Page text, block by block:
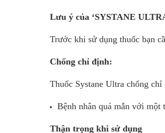
Lưu ý của ‘SYSTANE
Trước khi sử dụng thuốc bạn
Chống chỉ định:
Thuốc Systane Ultra chống
Bệnh nhân quá mẫn với một
Thận trọng khi sử dụng